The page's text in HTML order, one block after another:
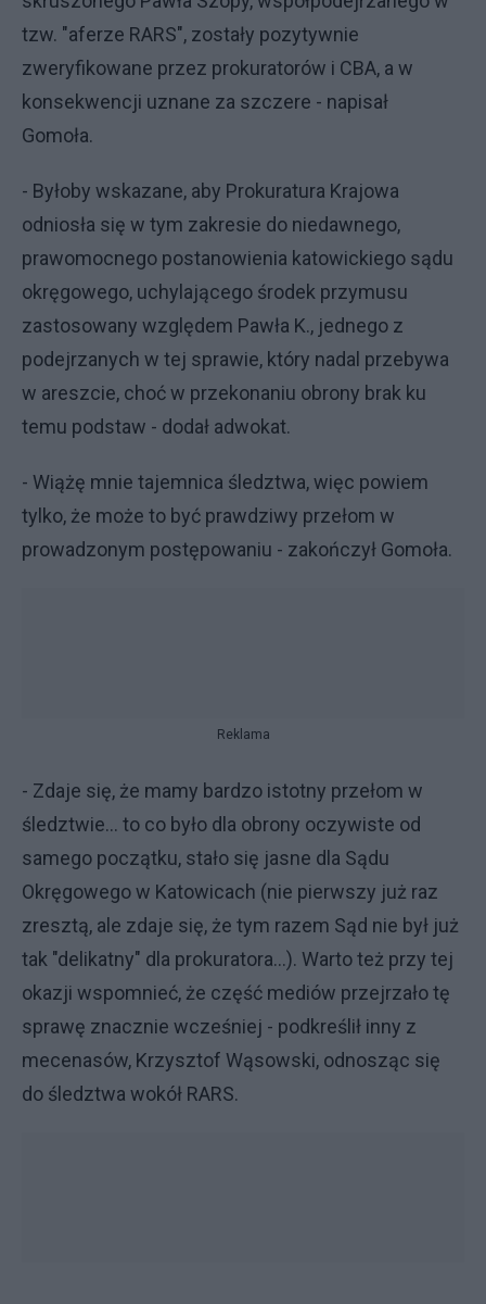
tzw. "aferze RARS", zostały pozytywnie
zweryfikowane przez prokuratorów i CBA, a w
konsekwencji uznane za szczere - napisał
Gomoła.
- Byłoby wskazane, aby Prokuratura Krajowa
odniosła się w tym zakresie do niedawnego,
prawomocnego postanowienia katowickiego sądu
okręgowego, uchylającego środek przymusu
zastosowany względem Pawła K., jednego z
podejrzanych w tej sprawie, który nadal przebywa
w areszcie, choć w przekonaniu obrony brak ku
temu podstaw - dodał adwokat.
- Wiążę mnie tajemnica śledztwa, więc powiem
tylko, że może to być prawdziwy przełom w
prowadzonym postępowaniu - zakończył Gomoła.
Reklama
- Zdaje się, że mamy bardzo istotny przełom w
śledztwie... to co było dla obrony oczywiste od
samego początku, stało się jasne dla Sądu
Okręgowego w Katowicach (nie pierwszy już raz
zresztą, ale zdaje się, że tym razem Sąd nie był już
tak "delikatny" dla prokuratora...). Warto też przy tej
okazji wspomnieć, że część mediów przejrzało tę
sprawę znacznie wcześniej - podkreślił inny z
mecenasów, Krzysztof Wąsowski, odnosząc się
do śledztwa wokół RARS.